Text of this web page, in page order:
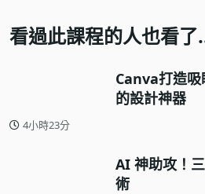
看過此課程的人也看了
Canva打造吸
的設計神器
4小時23分
AI 神助攻！
術